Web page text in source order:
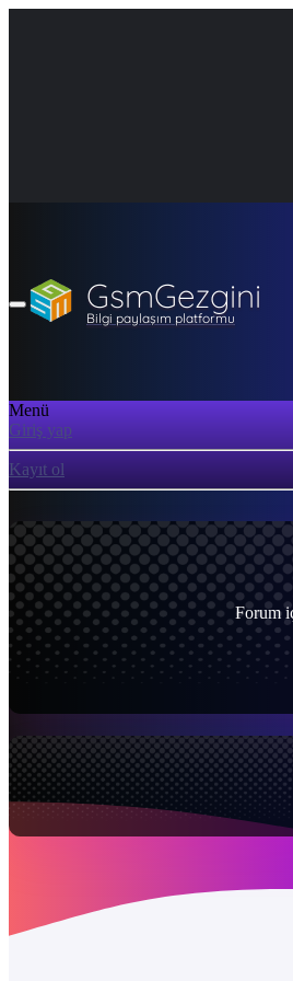
GsmGezgini
Bilgi paylaşım platformu
Menü
Giriş yap
Kayıt ol
Forum